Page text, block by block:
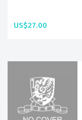
US$27.00